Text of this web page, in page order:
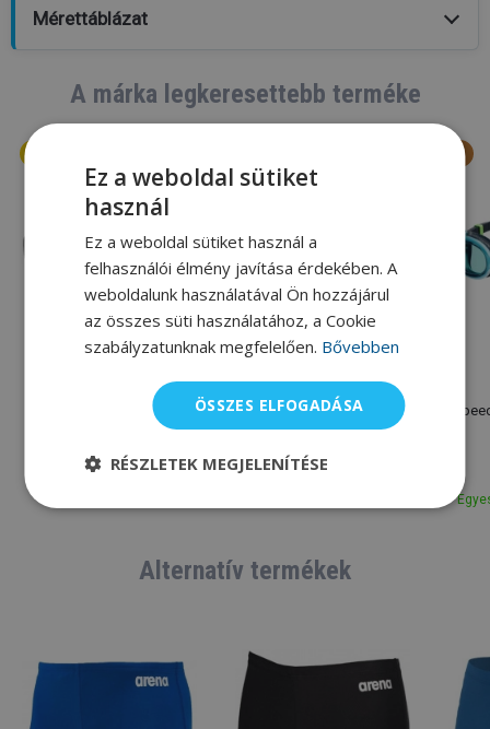
Mérettáblázat
A márka legkeresettebb terméke
Speedo Biofuse 2.0
9 000 Ft 8 100 Ft
Speedo
Speedo Fastskin Hyper
Elite Mirror
22 530 Ft 19 520 Ft
Alternatív termékek
Ez a weboldal sütiket
használ
Ez a weboldal sütiket használ a
felhasználói élmény javítása érdekében. A
weboldalunk használatával Ön hozzájárul
az összes süti használatához, a Cookie
szabályzatunknak megfelelően. Bővebben
ÖSSZES ELFOGADÁSA
RÉSZLETEK MEGJELENÍTÉSE